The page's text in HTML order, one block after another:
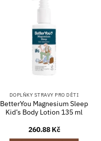
DOPLŇKY STRAVY PRO DĚTI
BetterYou Magnesium Sleep
Kid’s Body Lotion 135 ml
260.88 Kč